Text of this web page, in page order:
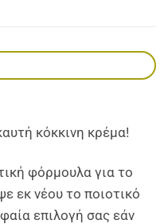
κόκκινη κρέμα!
φόρμουλα για το
εκ νέου το ποιοτικό
επιλογή σας εάν